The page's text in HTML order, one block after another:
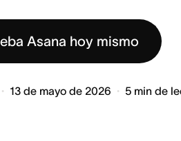
Asana hoy mismo
13 de mayo de 2026 5 min de